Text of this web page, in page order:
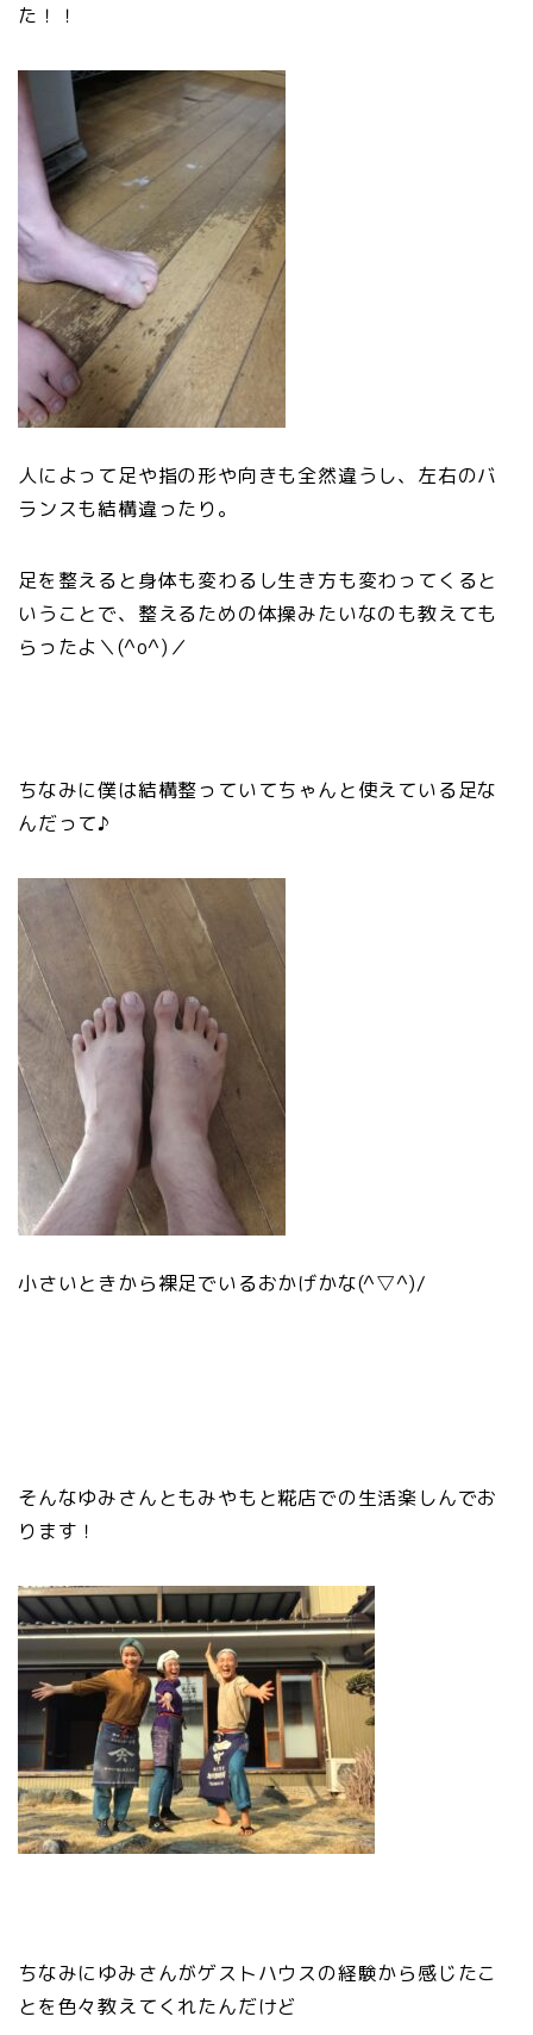
た！！
人によって足や指の形や向きも全然違うし、左右のバ
ランスも結構違ったり。
足を整えると身体も変わるし生き方も変わってくると
いうことで、整えるための体操みたいなのも教えても
らったよ＼(^o^)／
ちなみに僕は結構整っていてちゃんと使えている足な
んだって♪
小さいときから裸足でいるおかげかな(^▽^)/
そんなゆみさんともみやもと糀店での生活楽しんでお
ります！
ちなみにゆみさんがゲストハウスの経験から感じたこ
とを色々教えてくれたんだけど